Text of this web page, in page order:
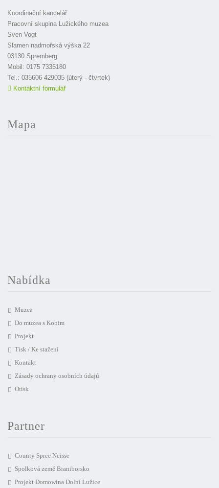
Koordinační kancelář
Pracovní skupina Lužického muzea
Sven Vogt
Slamen nadmořská výška 22
03130 Spremberg
Mobil: 0175 7335180
Tel.: 035606 429035 (úterý - čtvrtek)
Kontaktní formulář
Mapa
Nabídka
Muzea
Do muzea s Kobim
Projekt
Tisk / Ke stažení
Kontakt
Zásady ochrany osobních údajů
Otisk
Partner
County Spree Neisse
Spolková země Braniborsko
Projekt Domowina Dolní Lužice